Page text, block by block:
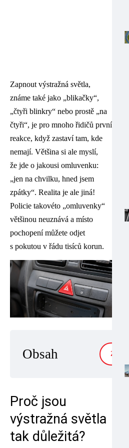
Zapnout výstražná světla,
známe také jako „blikačky“,
„čtyři blinkry“ nebo prostě „na
čtyři“, je pro mnoho řidičů první
reakce, když zastaví tam, kde
nemají. Většina si ale myslí,
že jde o jakousi omluvenku:
„jen na chvilku, hned jsem
zpátky“. Realita je ale jiná!
Policie takovéto „omluvenky“
většinou neuznává a místo
pochopení můžete odjet
s pokutou v řádu tisíců korun.
Obsah
Proč jsou
výstražná světla
tak důležitá?